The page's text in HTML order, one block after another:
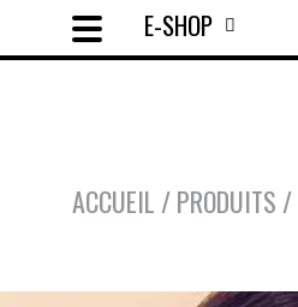
E-SHOP
ACCUEIL /PRODUITS /